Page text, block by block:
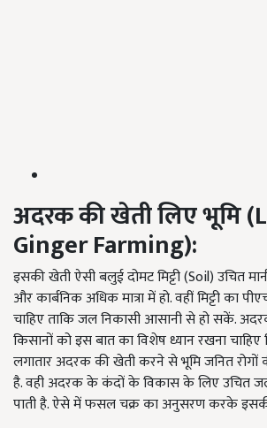
अदरककीखेतीलिएभूमि
Ginger Farming):
इसकी खेती ऐसी बलुई दोमट मिट्टी (Soil) उचित
और कार्बनिक अधिक मात्रा में हो. वहीं मिट्टी का
चाहिए ताकि जल निकासी आसानी से हो सकें.
किसानों को इस बात का विशेष ध्यान रखना
लगातार अदरक की खेती करने से भूमि जनित रोगों
है. वही अदरक के कंदों के विकास के लिए उचित जल
पाती है. ऐसे में फसल चक्र का अनुसरण करके